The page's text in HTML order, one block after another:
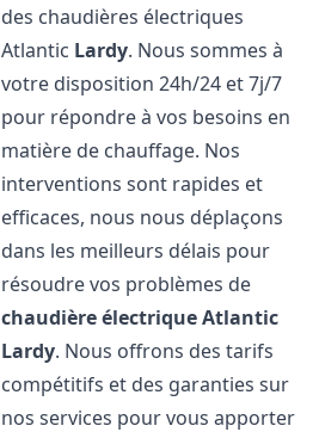
des chaudières électriques
Atlantic Lardy. Nous sommes à
votre disposition 24h/24 et 7j/7
pour répondre à vos besoins en
matière de chauffage. Nos
interventions sont rapides et
efficaces, nous nous déplaçons
dans les meilleurs délais pour
résoudre vos problèmes de
chaudière électrique Atlantic
Lardy. Nous offrons des tarifs
compétitifs et des garanties sur
nos services pour vous apporter